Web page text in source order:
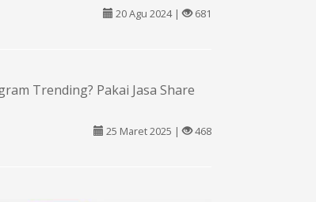
20 Agu 2024 | 681
Trending? Pakai Jasa Share
25 Maret 2025 | 468